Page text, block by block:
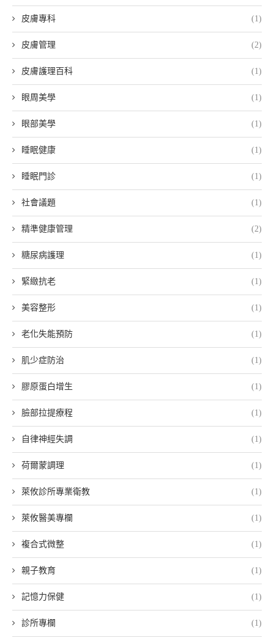
皮膚專科 (1)
皮膚管理 (2)
皮膚護理百科 (1)
眼周美學 (1)
眼部美學 (1)
睡眠健康 (1)
睡眠門診 (1)
社會議題 (1)
精準健康管理 (2)
糖尿病護理 (1)
緊緻抗老 (1)
美容整形 (1)
老化失能預防 (1)
肌少症防治 (1)
膠原蛋白增生 (1)
臉部拉提療程 (1)
自律神經失調 (1)
荷爾蒙調理 (1)
萊攸診所專業衛教 (1)
萊攸醫美專欄 (1)
複合式微整 (1)
親子教育 (1)
記憶力保健 (1)
診所專欄 (1)